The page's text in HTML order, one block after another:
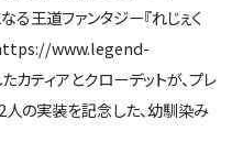
る王道ファンタジー『れじぇく
（https://www.legend-
ティアとクローデットが、プレ
2人の実装を記念した、幼馴染み